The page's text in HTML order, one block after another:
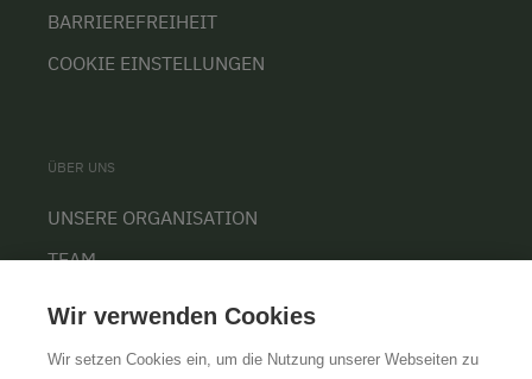
BARRIEREFREIHEIT
COOKIE EINSTELLUNGEN
ÜBER UNS
UNSERE ORGANISATION
TEAM
Wir verwenden Cookies
Wir setzen Cookies ein, um die Nutzung unserer Webseiten zu